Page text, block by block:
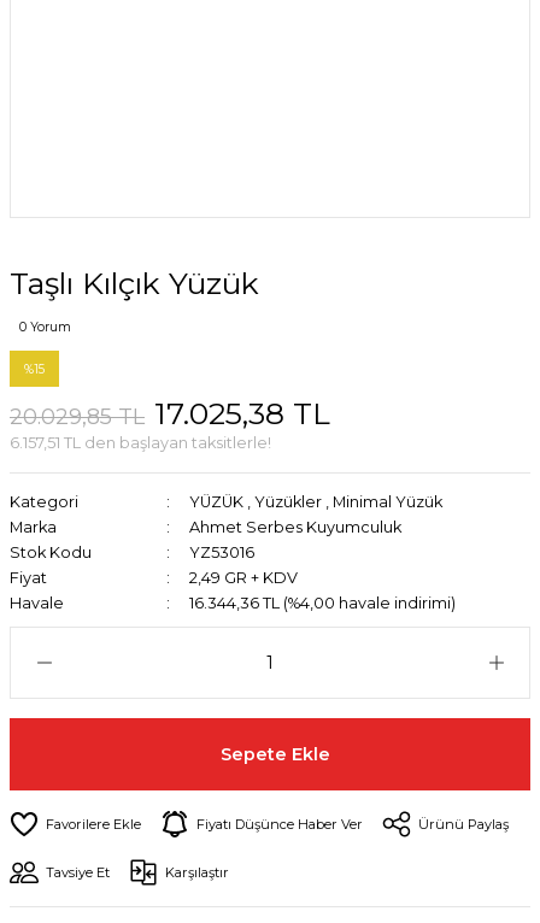
Taşlı Kılçık Yüzük
0 Yorum
%15
20.029,85 TL 17.025,38 TL
6.157,51 TL den başlayan taksitlerle!
Kategori YÜZÜK , Yüzükler , Minimal Yüzük
Marka
Ahmet Serbes Kuyumculuk
Stok Kodu
YZ53016
Fiyat
2,49 GR + KDV
Havale
16.344,36 TL (%4,00 havale indirimi)
Sepete Ekle
Fiyatı Düşünce Haber Ver Ürünü Paylaş
Tavsiye Et Karşılaştır